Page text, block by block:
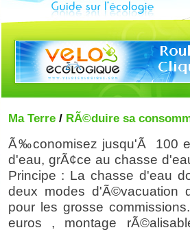
Ma Terre/ RÃ©duire sa
Ã‰conomisez jusqu'Ã 100
d'eau, grÃ¢ce au chasse
Principe : La chasse d'eau
deux modes d'Ã©vacuation
pour les grosse
euros , montage